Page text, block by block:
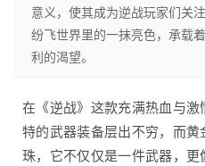
意义，使其成为逆战玩家们关
纷飞世界里的一抹亮色，承载
利的渴望。
在《逆战》这款充满热血与
特的武器装备层出不穷，而
珠，它不仅仅是一件武器，